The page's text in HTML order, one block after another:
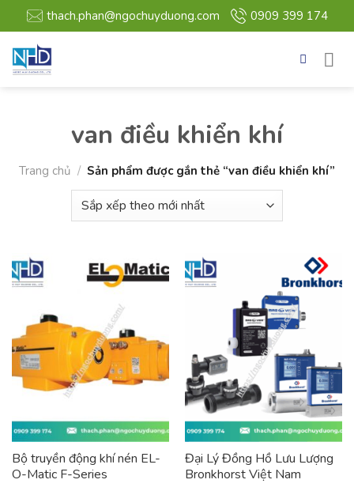
qua
nội
dung
thach.phan@ngochuyduong.com 0909 399 174
van điều khiển khí
Trang chủ / Sản phẩm được gắn thẻ “van điều khiển khí”
Bộ truyền động khí nén EL-
O-Matic F-Series
Đại Lý Đồng Hồ Lưu Lượng
Bronkhorst Việt Nam